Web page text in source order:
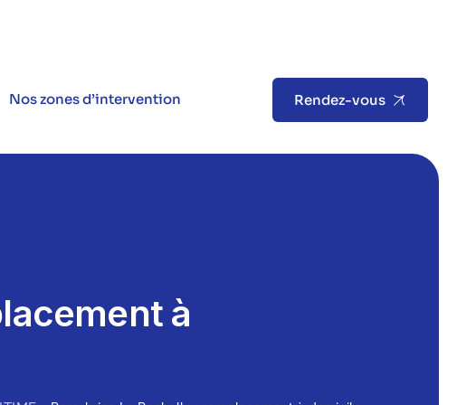
Nos zones d’intervention Rendez-vous
à